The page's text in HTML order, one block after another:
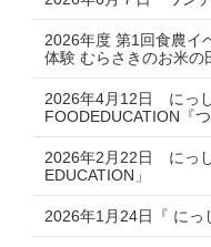
2026年度 第1回食農イ
体験 むらさきのお米の
2026年4月12日 にっ
FOODEDUCATION『
2026年2月22日 にっ
EDUCATION」
2026年1月24日『 にっ